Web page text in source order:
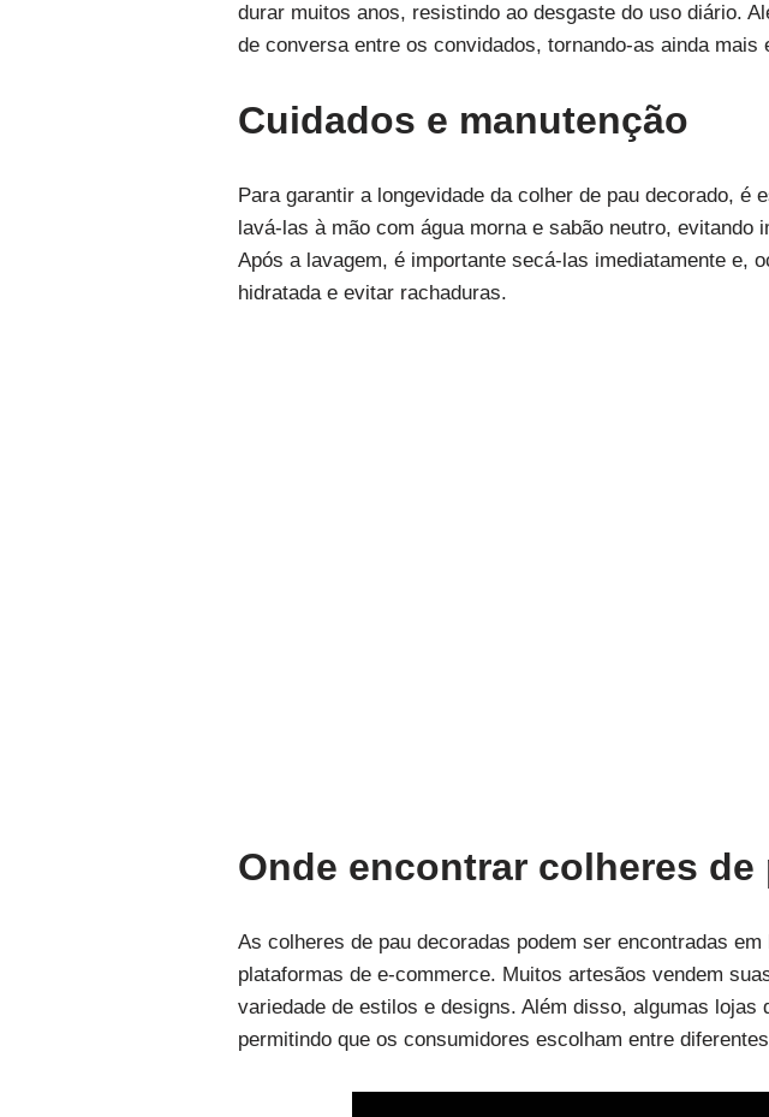
durar muitos anos, resistindo ao desgaste do uso diário.
de conversa entre os convidados, tornando-as ainda mais
Cuidados e manutenção
Para garantir a longevidade da colher de pau decorado,
lavá-las à mão com água morna e sabão neutro,
Após a lavagem, é importante secá-las imediatamente e,
hidratada e evitar rachaduras.
Onde encontrar colheres de
As colheres de pau decoradas podem ser encontradas
plataformas de e-commerce. Muitos artesãos vendem
variedade de estilos e designs. Além disso, algumas
permitindo que os consumidores escolham entre